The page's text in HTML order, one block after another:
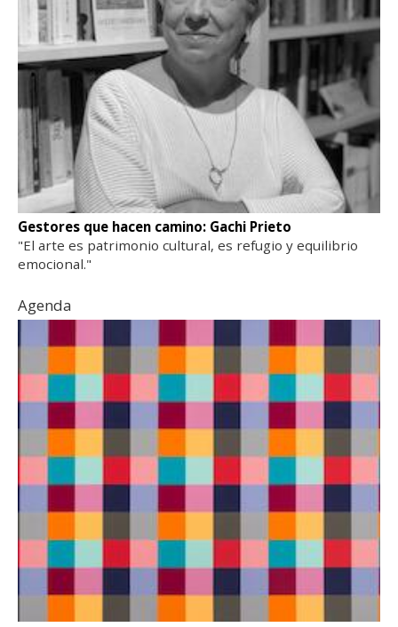
Gestores que hacen camino: Gachi Prieto
"El arte es patrimonio cultural, es refugio y equilibrio
emocional."
Agenda